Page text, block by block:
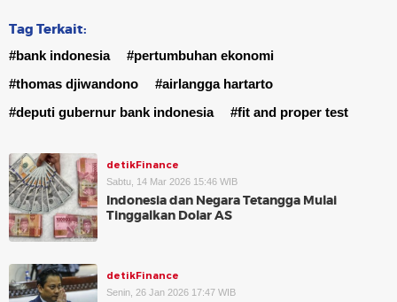
Tag Terkait:
#bank indonesia
#pertumbuhan ekonomi
#thomas djiwandono
#airlangga hartarto
#deputi gubernur bank indonesia
#fit and proper test
detikFinance
Sabtu, 14 Mar 2026 15:46 WIB
Indonesia dan Negara Tetangga Mulai
Tinggalkan Dolar AS
detikFinance
Senin, 26 Jan 2026 17:47 WIB